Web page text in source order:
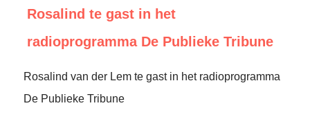
Rosalind te gast in het
radioprogramma De Publieke Tribune
Rosalind van der Lem te gast in het radioprogramma
De Publieke Tribune